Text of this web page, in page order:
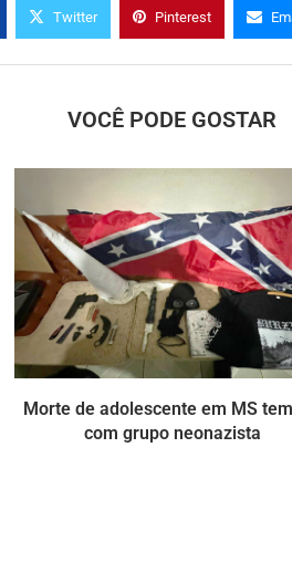
Twitter Pinterest
VOCÊ PODE GOSTAR
Morte de adolescente em MS
com grupo neonazista